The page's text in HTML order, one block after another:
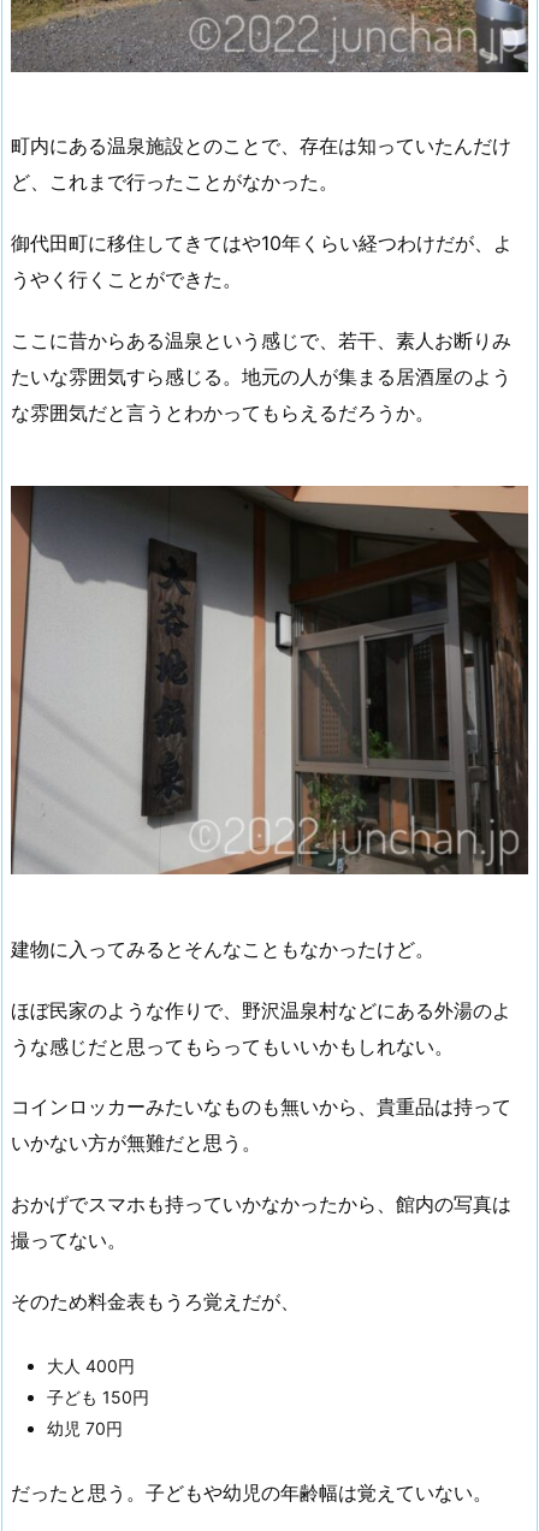
町内にある温泉施設とのことで、存在は知っていたんだけ
ど、これまで行ったことがなかった。
御代田町に移住してきてはや10年くらい経つわけだが、よ
うやく行くことができた。
ここに昔からある温泉という感じで、若干、素人お断りみ
たいな雰囲気すら感じる。地元の人が集まる居酒屋のよう
な雰囲気だと言うとわかってもらえるだろうか。
建物に入ってみるとそんなこともなかったけど。
ほぼ民家のような作りで、野沢温泉村などにある外湯のよ
うな感じだと思ってもらってもいいかもしれない。
コインロッカーみたいなものも無いから、貴重品は持って
いかない方が無難だと思う。
おかげでスマホも持っていかなかったから、館内の写真は
撮ってない。
そのため料金表もうろ覚えだが、
大人 400円
子ども 150円
幼児 70円
だったと思う。子どもや幼児の年齢幅は覚えていない。